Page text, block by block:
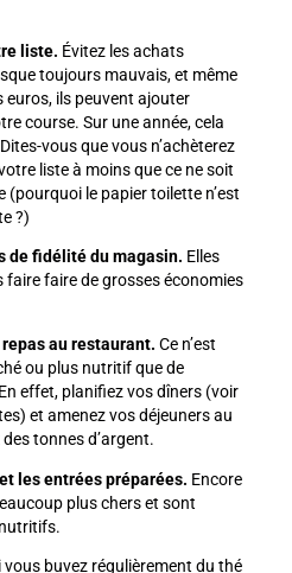
liste. Évitez les achats
toujours mauvais, et même
euros, ils peuvent ajouter
course. Sur une année, cela
vous que vous n’achèterez
liste à moins que ce ne soit
(pourquoi le papier toilette n’est
?)
de fidélité du magasin. Elles
faire faire de grosses économies
au restaurant. Ce n’est
ou plus nutritif que de
effet, planifiez vos dîners (voir
et amenez vos déjeuners au
tonnes d’argent.
les entrées préparées. Encore
plus chers et sont
vous buvez régulièrement du thé